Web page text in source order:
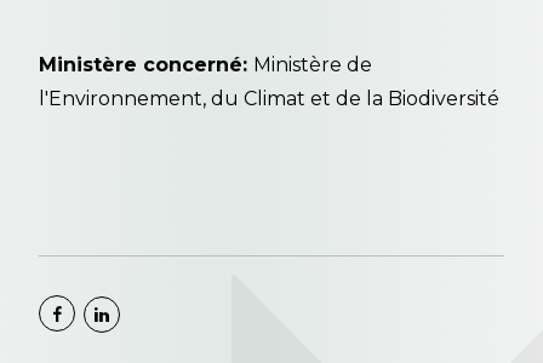
Ministère concerné: Ministère de
l'Environnement, du Climat et de la Biodiversité